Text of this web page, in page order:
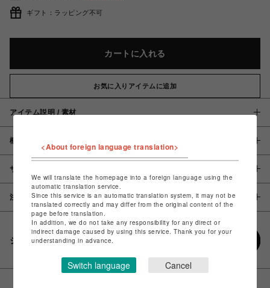
ギフト：ラッピング不可
カートに入れる
お気に入りアイテムに追加
アイテム説明 / 素材
概要
サイズ
注意事項
シェアする
<About foreign language translation>
We will translate the homepage into a foreign language using the
automatic translation service.
Since this service is an automatic translation system, it may not be
translated correctly and may differ from the original content of the
page before translation.
In addition, we do not take any responsibility for any direct or
indirect damage caused by using this service. Thank you for your
understanding in advance.
Switch language Cancel